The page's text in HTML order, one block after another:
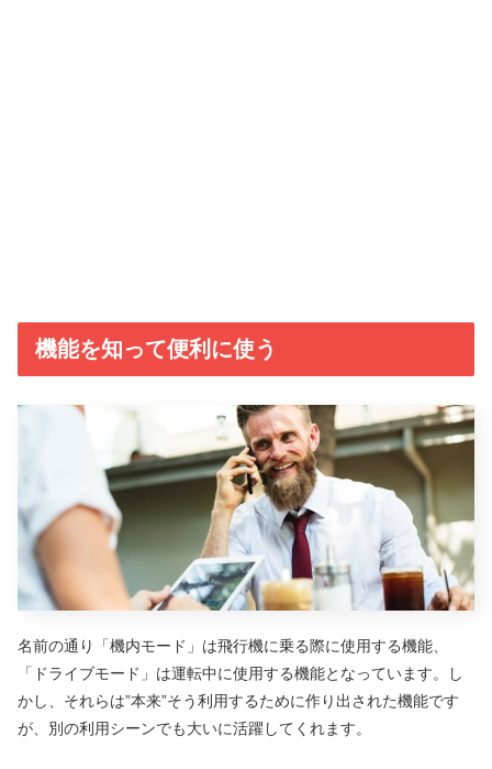
機能を知って便利に使う
名前の通り「機内モード」は飛行機に乗る際に使用する機能、
「ドライブモード」は運転中に使用する機能となっています。し
かし、それらは”本来”そう利用するために作り出された機能です
が、別の利用シーンでも大いに活躍してくれます。